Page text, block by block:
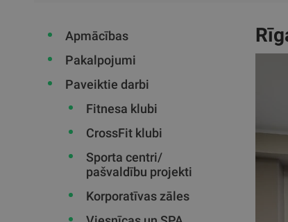
Apmācības
Pakalpojumi
Paveiktie darbi
Fitnesa klubi
CrossFit klubi
Sporta centri/
pašvaldību projekti
Korporatīvas zāles